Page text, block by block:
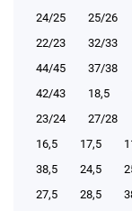
24/25
25/26
22/23
32/33
44/45
37/38
42/43
18,5
23/24
27/28
16,5
17,5
38,5
24,5
27,5
28,5